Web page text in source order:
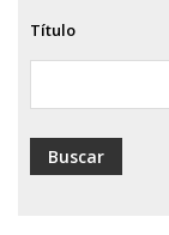
Título